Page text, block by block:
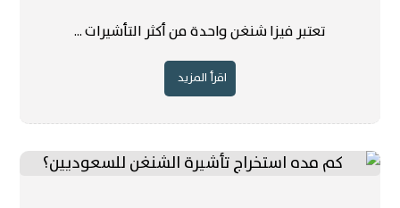
تعتبر فيزا شنغن واحدة من أكثر التأشيرات ...
اقرأ المزيد